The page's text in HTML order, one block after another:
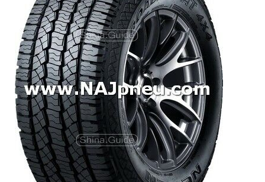
Dodávkové + malé úžitkové
Celoročné pneumatiky
Osobné/crossover + malé úžitkové
SUV/crossover + OFFRoad-ové
Dodávkové + malé úžitkové
Disky